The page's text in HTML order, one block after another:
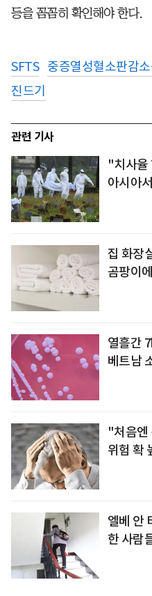
등을 꼼꼼히 확인해야 한다.
SFTS 중증열성혈소판감
진드기
관련 기사
"치사
아시아
집 화장
곰팡이
열흘간
베트남
"처음엔
위험 확
엘베 안
한 사람